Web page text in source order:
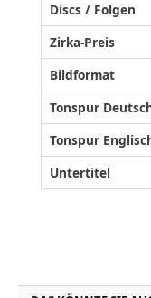
Discs / Folgen
Zirka-Preis
Bildformat
Tonspur
Tonspur
Untertitel